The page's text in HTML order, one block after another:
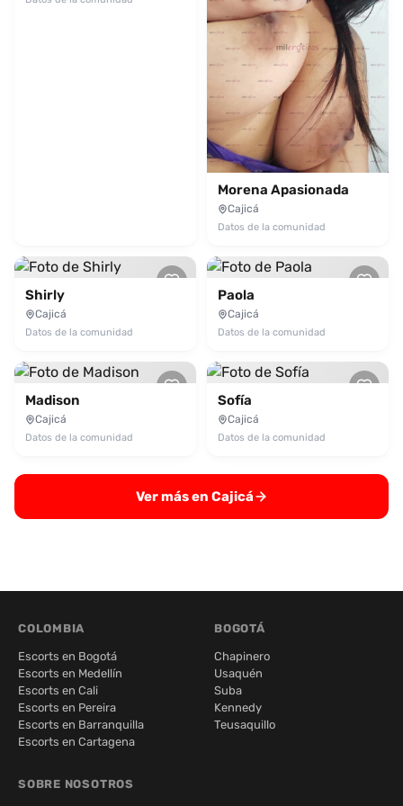
Morena Apasionada
Cajicá
Datos de la comunidad
Shirly
Cajicá
Datos de la comunidad
Paola
Cajicá
Datos de la comunidad
Madison
Cajicá
Datos de la comunidad
Sofía
Cajicá
Datos de la comunidad
Ver más en Cajicá
COLOMBIA
Escorts en Bogotá
Escorts en Medellín
Escorts en Cali
Escorts en Pereira
Escorts en Barranquilla
Escorts en Cartagena
BOGOTÁ
Chapinero
Usaquén
Suba
Kennedy
Teusaquillo
SOBRE NOSOTROS